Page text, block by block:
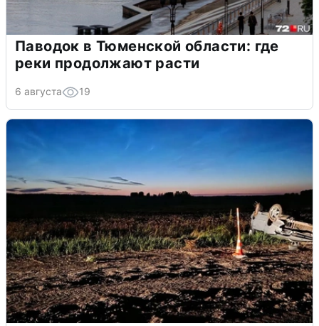
Паводок в Тюменской области: где
реки продолжают расти
6 августа 19